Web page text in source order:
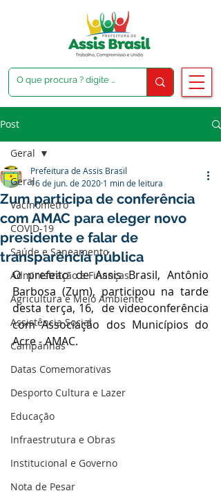
Post
Geral
Vacinômetro
COVID-19
Saúde e Saneamento
Administração e Finanças
Agricultura e Meio Ambiente
Assistência Social
Campanhas
Datas Comemorativas
Desporto Cultura e Lazer
Educação
Infraestrutura e Obras
Institucional e Governo
Nota de Pesar
Geral
Zum participa de conferência
com AMAC para eleger novo
presidente e falar de
transparência pública
Prefeitura de Assis Brasil
16 de jun. de 2020 1 min de leitura
O prefeito de Assis Brasil, Antônio
Barbosa (Zum), participou na tarde
desta terça, 16,  de videoconferência
com Associação dos Municípios do
Acre - AMAC.